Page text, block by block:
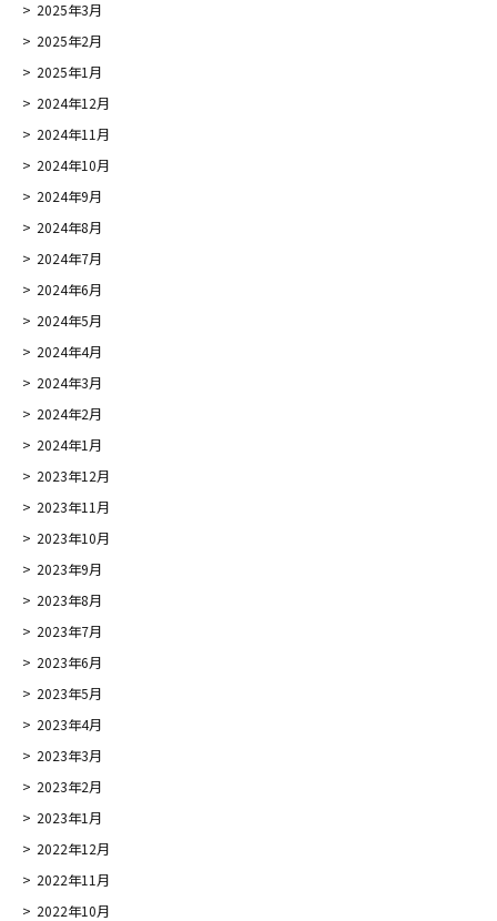
2025年3月
2025年2月
2025年1月
2024年12月
2024年11月
2024年10月
2024年9月
2024年8月
2024年7月
2024年6月
2024年5月
2024年4月
2024年3月
2024年2月
2024年1月
2023年12月
2023年11月
2023年10月
2023年9月
2023年8月
2023年7月
2023年6月
2023年5月
2023年4月
2023年3月
2023年2月
2023年1月
2022年12月
2022年11月
2022年10月